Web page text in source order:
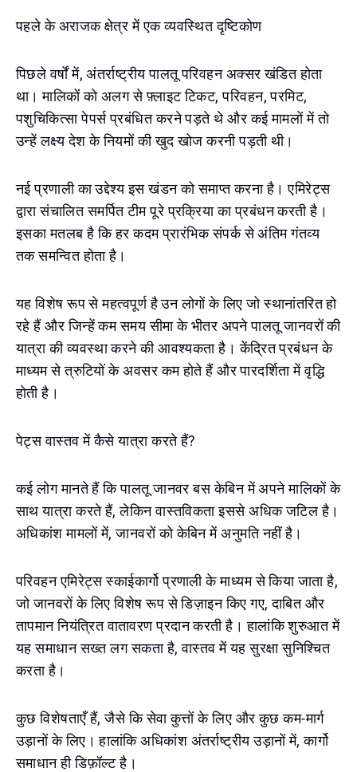
पहले के अराजक क्षेत्र में एक व्यवस्थित दृष्टिकोण
पिछले वर्षों में, अंतर्राष्ट्रीय पालतू परिवहन अक्सर खंडित होता
था। मालिकों को अलग से फ़्लाइट टिकट, परिवहन, परमिट,
पशुचिकित्सा पेपर्स प्रबंधित करने पड़ते थे और कई मामलों में तो
उन्हें लक्ष्य देश के नियमों की खुद खोज करनी पड़ती थी।
नई प्रणाली का उद्देश्य इस खंडन को समाप्त करना है। एमिरेट्स
द्वारा संचालित समर्पित टीम पूरे प्रक्रिया का प्रबंधन करती है।
इसका मतलब है कि हर कदम प्रारंभिक संपर्क से अंतिम गंतव्य
तक समन्वित होता है।
यह विशेष रूप से महत्वपूर्ण है उन लोगों के लिए जो स्थानांतरित हो
रहे हैं और जिन्हें कम समय सीमा के भीतर अपने पालतू जानवरों की
यात्रा की व्यवस्था करने की आवश्यकता है। केंद्रित प्रबंधन के
माध्यम से त्रुटियों के अवसर कम होते हैं और पारदर्शिता में वृद्धि
होती है।
पेट्स वास्तव में कैसे यात्रा करते हैं?
कई लोग मानते हैं कि पालतू जानवर बस केबिन में अपने मालिकों के
साथ यात्रा करते हैं, लेकिन वास्तविकता इससे अधिक जटिल है।
अधिकांश मामलों में, जानवरों को केबिन में अनुमति नहीं है।
परिवहन एमिरेट्स स्काईकार्गो प्रणाली के माध्यम से किया जाता है,
जो जानवरों के लिए विशेष रूप से डिज़ाइन किए गए, दाबित और
तापमान नियंत्रित वातावरण प्रदान करती है। हालांकि शुरुआत में
यह समाधान सख्त लग सकता है, वास्तव में यह सुरक्षा सुनिश्चित
करता है।
कुछ विशेषताएँ हैं, जैसे कि सेवा कुत्तों के लिए और कुछ कम-मार्ग
उड़ानों के लिए। हालांकि अधिकांश अंतर्राष्ट्रीय उड़ानों में, कार्गो
समाधान ही डिफ़ॉल्ट है।